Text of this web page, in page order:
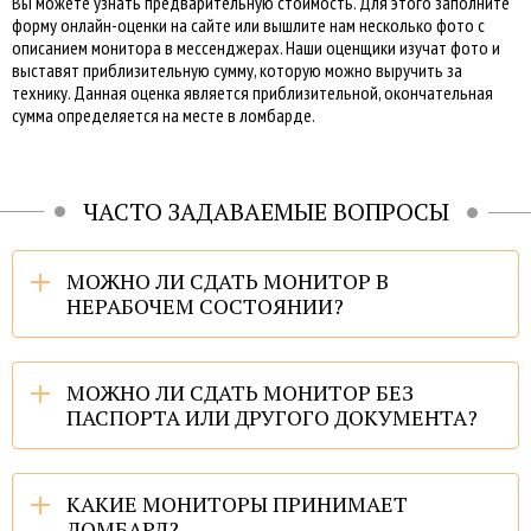
форму онлайн-оценки на сайте или вышлите нам несколько фото с
описанием монитора в мессенджерах. Наши оценщики изучат фото и
выставят приблизительную сумму, которую можно выручить за
технику. Данная оценка является приблизительной, окончательная
сумма определяется на месте в ломбарде.
ЧАСТО ЗАДАВАЕМЫЕ ВОПРОСЫ
МОЖНО ЛИ СДАТЬ МОНИТОР В
НЕРАБОЧЕМ СОСТОЯНИИ?
МОЖНО ЛИ СДАТЬ МОНИТОР БЕЗ
ПАСПОРТА ИЛИ ДРУГОГО ДОКУМЕНТА?
КАКИЕ МОНИТОРЫ ПРИНИМАЕТ